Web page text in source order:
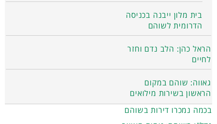
בית מלון ייבנה בכניסה
הדרומית לשוהם
הראל כהן: הלב נדם וחזר
לחיים
גאווה: שוהם במקום
הראשון בשירות מילואים
בכמה נמכרו דירות בשוהם